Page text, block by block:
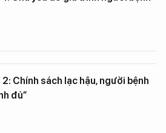
2: Chính sách lạc hậu, người bệnh
đủ”